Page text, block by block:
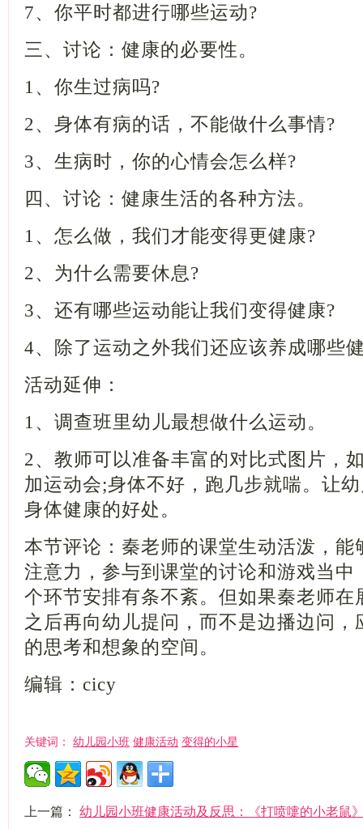
7、你平时都进行哪些运动?
三、讨论：健康的必要性。
1、你生过病吗?
2、身体有病的话，不能做什么事
3、生病时，你的心情会怎么样?
四、讨论：健康生活的各种方法。
1、怎么做，我们才能变得更健康?
2、为什么需要休息?
3、还有哪些运动能让我们变得健
4、除了运动之外我们还应该养成
活动延伸：
1、调查班里幼儿最想做什么运动
2、教师可以准备丰富的对比式图片，
加运动会;身体不好，跑几步就喘。让
身体健康的好处。
本节评论：秦老师的课堂生动活泼，能
注意力，参与到课堂的讨论和游戏当中
个环节安排有条不紊。但如果秦老师在
之后再向幼儿提问，而不是边播边问
的思考和想象的空间。
编辑：cicy
关键词： 幼儿园小班 健康活动 变得的小星
上一篇： 幼儿园小班健康活动及反思：《打喷嚏的小老鼠